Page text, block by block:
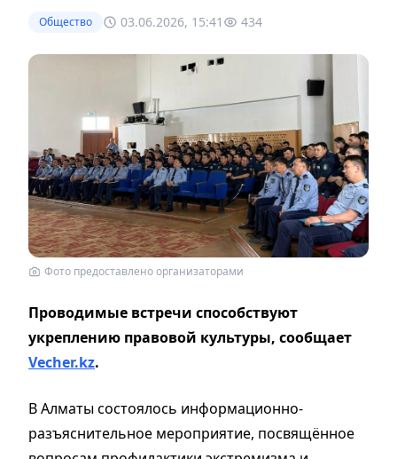
Общество 03.06.2026, 15:41 434
Фото предоставлено организаторами
Проводимые встречи способствуют
укреплению правовой культуры, сообщает
Vecher.kz.
В Алматы состоялось информационно-
разъяснительное мероприятие, посвящённое